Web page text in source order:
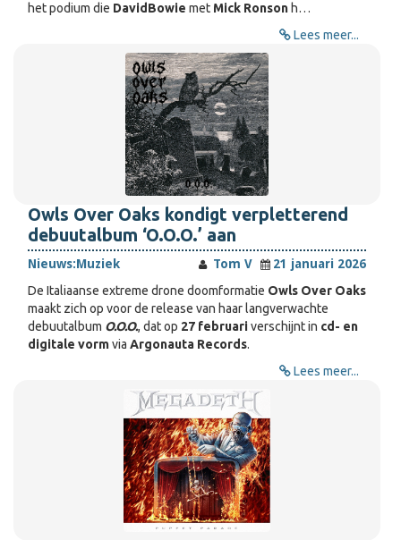
het podium die David Bowie met Mick Ronson h…
Lees meer...
Owls Over Oaks kondigt verpletterend
debuutalbum ‘O.O.O.’ aan
Nieuws:Muziek Tom V
21 januari 2026
De Italiaanse extreme drone doomformatie Owls Over Oaks
maakt zich op voor de release van haar langverwachte
debuutalbum O.O.O., dat op 27 februariverschijnt in cd- en
digitale vormvia Argonauta Records.
Lees meer...